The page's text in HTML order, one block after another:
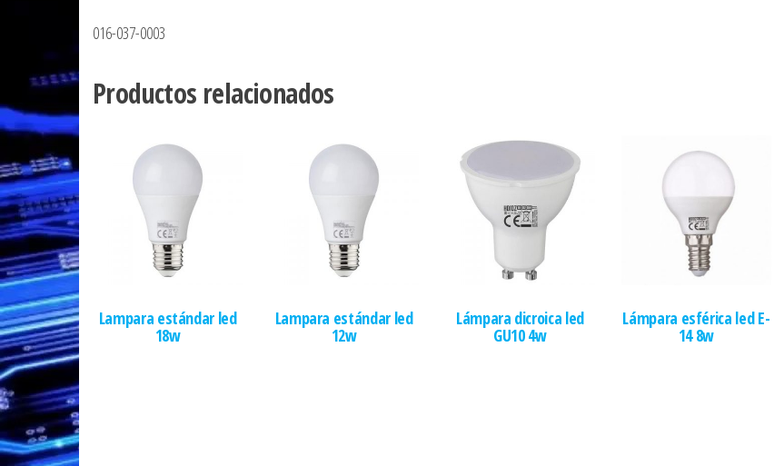
016-037-0003
Productos relacionados
Lampara estándar led
18w
Lampara estándar led
12w
Lámpara dicroica led
GU10 4w
Lámpara esférica led E-
14 8w